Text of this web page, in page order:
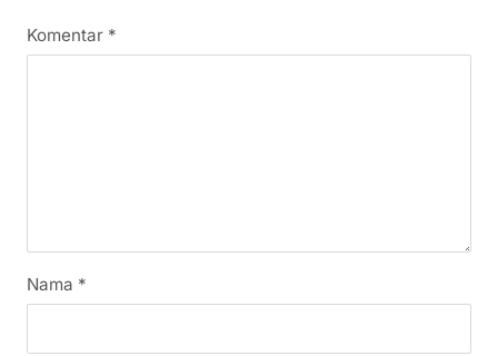
Komentar *
Nama *